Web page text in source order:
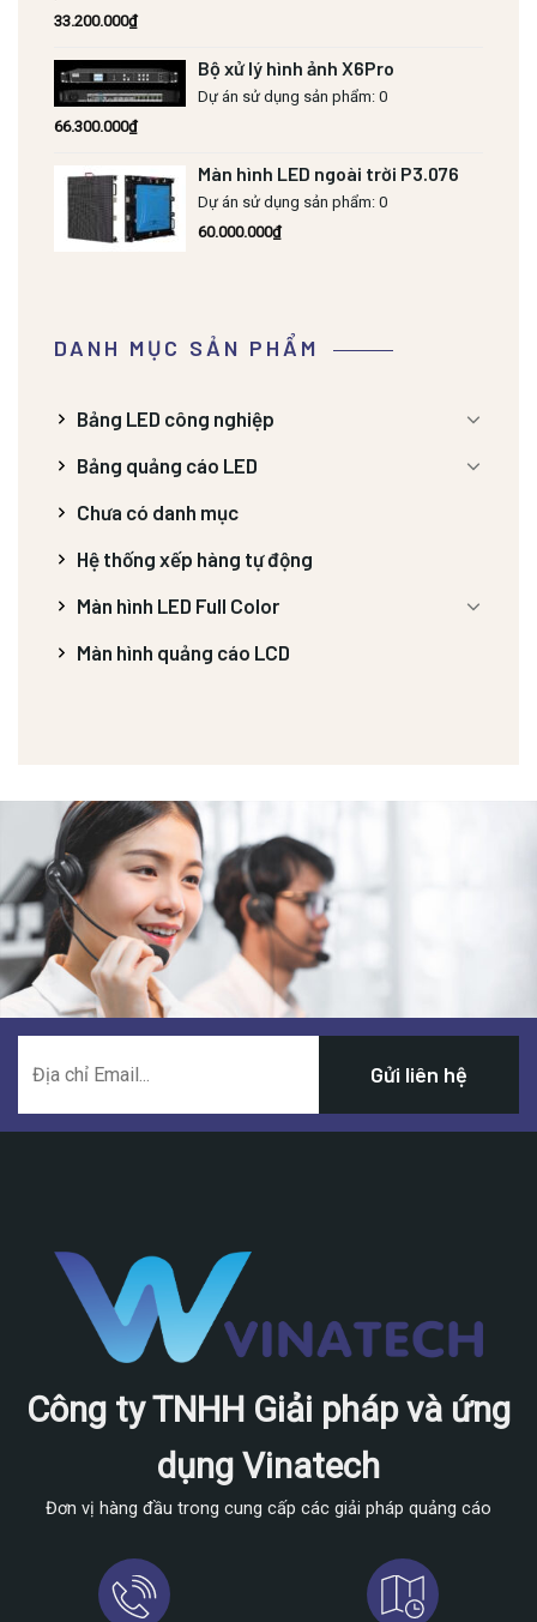
33.200.000₫
Bộ xử lý hình ảnh X6Pro
Dự án sử dụng sản phẩm: 0
66.300.000₫
Màn hình LED ngoài trời P3.076
Dự án sử dụng sản phẩm: 0
60.000.000₫
DANH MỤC SẢN PHẨM
Bảng LED công nghiệp
Bảng quảng cáo LED
Chưa có danh mục
Hệ thống xếp hàng tự động
Màn hình LED Full Color
Màn hình quảng cáo LCD
Công ty TNHH Giải pháp và ứng
dụng Vinatech
Đơn vị hàng đầu trong cung cấp các giải pháp quảng cáo